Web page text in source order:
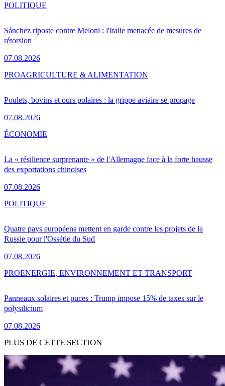
Sánchez riposte contre Meloni : l'Italie menacée de mesures de
rétorsion
07.08.2026
POLITIQUE
Poulets, bovins et ours polaires : la grippe aviaire se propage
07.08.2026
PROAGRICULTURE & ALIMENTATION
La « résilience surprenante » de l'Allemagne face à la forte hausse
des exportations chinoises
07.08.2026
ÉCONOMIE
Quatre pays européens mettent en garde contre les projets de la
Russie pour l'Ossétie du Sud
07.08.2026
POLITIQUE
Panneaux solaires et puces : Trump impose 15% de taxes sur le
polysilicium
07.08.2026
PROENERGIE, ENVIRONNEMENT ET TRANSPORT
PLUS DE CETTE SECTION